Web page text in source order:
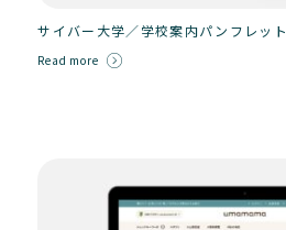
サイバー大学／学校案内パンフレット
Read more